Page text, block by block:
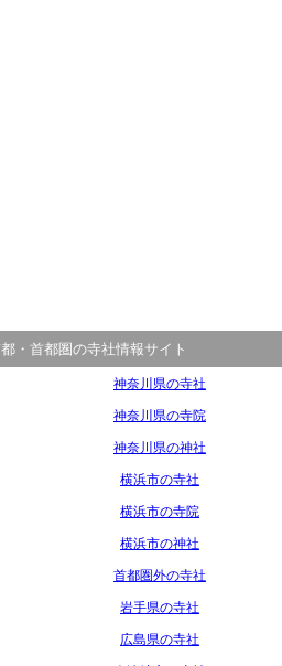
・首都圏の寺社情報サイト
神奈川県の寺社
神奈川県の寺院
神奈川県の神社
横浜市の寺社
横浜市の寺院
横浜市の神社
首都圏外の寺社
岩手県の寺社
広島県の寺社